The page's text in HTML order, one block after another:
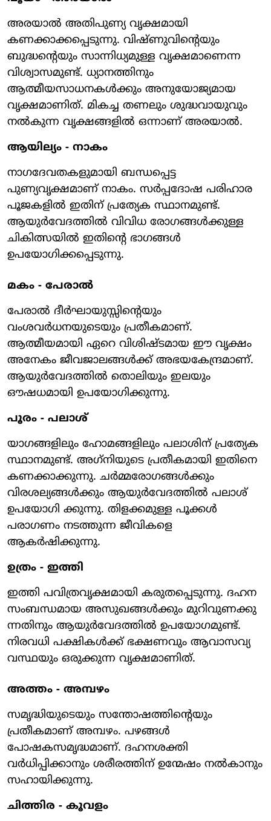
അരയാല്‍ അതിപുണ്യ വൃക്ഷമായി
കണക്കാക്കപ്പെടുന്നു. വിഷ്ണുവിന്റെയും
ബുദ്ധന്റെയും സാന്നിധ്യമുള്ള വൃക്ഷമാണെന്ന
വിശ്വാസമുണ്ട്. ധ്യാനത്തിനും
ആത്മീയസാധനകള്‍ക്കും അനുയോജ്യമായ
വൃക്ഷമാണിത്. മികച്ച തണലും ശുദ്ധവായുവും
നല്‍കുന്ന വൃക്ഷങ്ങളില്‍ ഒന്നാണ് അരയാല്‍.
ആയില്യം - നാകം
നാഗദേവതകളുമായി ബന്ധപ്പെട്ട
പുണ്യവൃക്ഷമാണ് നാകം. സര്‍പ്പദോഷ പരിഹാര
പൂജകളില്‍ ഇതിന് പ്രത്യേക സ്ഥാനമുണ്ട്.
ആയുര്‍വേദത്തില്‍ വിവിധ രോഗങ്ങള്‍ക്കുള്ള
ചികിത്സയില്‍ ഇതിന്റെ ഭാഗങ്ങള്‍
ഉപയോഗിക്കപ്പെടുന്നു.
മകം - പേരാല്‍
പേരാല്‍ ദീര്‍ഘായുസ്സിന്റെയും
വംശവര്‍ധനയുടെയും പ്രതീകമാണ്.
ആത്മീയമായി ഏറെ വിശിഷ്ടമായ ഈ വൃക്ഷം
അനേകം ജീവജാലങ്ങള്‍ക്ക് അഭയകേന്ദ്രമാണ്.
ആയുര്‍വേദത്തില്‍ തൊലിയും ഇലയും
ഔഷധമായി ഉപയോഗിക്കുന്നു.
പൂരം - പലാശ്
യാഗങ്ങളിലും ഹോമങ്ങളിലും പലാശിന് പ്രത്യേക
സ്ഥാനമുണ്ട്. അഗ്‌നിയുടെ പ്രതീകമായി ഇതിനെ
കണക്കാക്കുന്നു. ചര്‍മ്മരോഗങ്ങള്‍ക്കും
വിരശല്യങ്ങള്‍ക്കും ആയുര്‍വേദത്തില്‍ പലാശ്
ഉപയോഗി ക്കുന്നു. തിളക്കമുള്ള പൂക്കള്‍
പരാഗണം നടത്തുന്ന ജീവികളെ
ആകര്‍ഷിക്കുന്നു.
ഉത്രം - ഇത്തി
ഇത്തി പവിത്രവൃക്ഷമായി കരുതപ്പെടുന്നു. ദഹന
സംബന്ധമായ അസുഖങ്ങള്‍ക്കും മുറിവുണക്കു
ന്നതിനും ആയുര്‍വേദത്തില്‍ ഉപയോഗമുണ്ട്.
നിരവധി പക്ഷികള്‍ക്ക് ഭക്ഷണവും ആവാസവ്യ
വസ്ഥയും ഒരുക്കുന്ന വൃക്ഷമാണിത്.
അത്തം - അമ്പഴം
സമൃദ്ധിയുടെയും സന്തോഷത്തിന്റെയും
പ്രതീകമാണ് അമ്പഴം. പഴങ്ങള്‍
പോഷകസമൃദ്ധമാണ്. ദഹനശക്തി
വര്‍ധിപ്പിക്കാനും ശരീരത്തിന് ഉന്മേഷം നല്‍കാനും
സഹായിക്കുന്നു.
ചിത്തിര - കൂവളം